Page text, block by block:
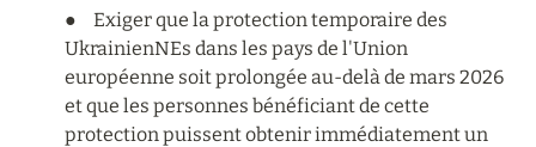
●	Exiger que la protection temporaire des
UkrainienNEs dans les pays de l'Union
européenne soit prolongée au-delà de mars 2026
et que les personnes bénéficiant de cette
protection puissent obtenir immédiatement un